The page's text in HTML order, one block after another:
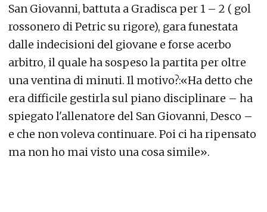
San Giovanni, battuta a Gradisca per 1 – 2 ( gol
rossonero di Petric su rigore), gara funestata
dalle indecisioni del giovane e forse acerbo
arbitro, il quale ha sospeso la partita per oltre
una ventina di minuti. Il motivo?:«Ha detto che
era difficile gestirla sul piano disciplinare – ha
spiegato l'allenatore del San Giovanni, Desco –
e che non voleva continuare. Poi ci ha ripensato
ma non ho mai visto una cosa simile».